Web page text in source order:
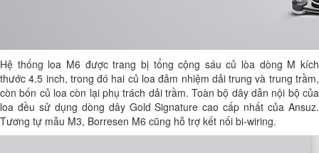
Hệ thống loa M6 được trang bị tổng cộng sáu củ lòa dòng M kích
thước 4.5 inch, trong đó hai củ loa đảm nhiệm dải trung và trung trầm,
còn bốn củ loa còn lại phụ trách dải trầm. Toàn bộ dây dẫn nội bộ của
loa đều sử dụng dòng dây Gold Signature cao cấp nhất của Ansuz.
Tương tự mẫu M3, Borresen M6 cũng hỗ trợ kết nối bi-wiring.